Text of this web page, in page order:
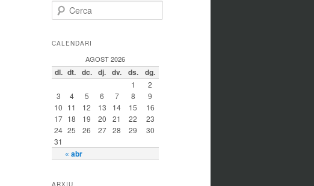
Cerca
CALENDARI
AGOST 2026
dl. dt. dc. dj. dv. ds. dg.
« abr
1
2
3
4 5 6 7 8
9
10 11 12 13 14 15
16
17 18 19 20 21 22
23
24 25 26 27 28 29
30
31
ARXIU